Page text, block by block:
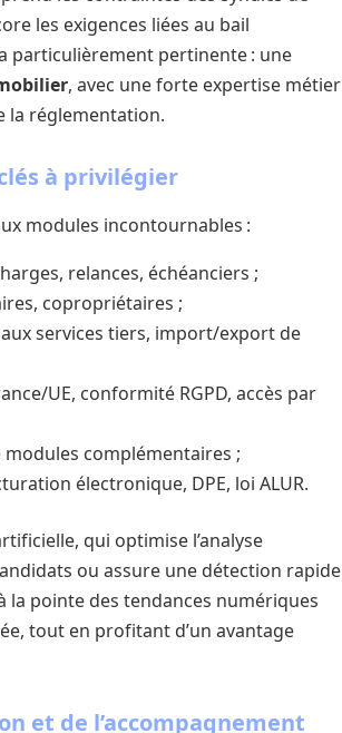
les exigences liées au bail
particulièrement pertinente : une
, avec une forte expertise métier
la réglementation.
à privilégier
modules incontournables :
relances, échéanciers ;
copropriétaires ;
services tiers, import/export de
UE, conformité RGPD, accès par
complémentaires ;
électronique, DPE, loi ALUR.
qui optimise l’analyse
ou assure une détection rapide
la pointe des tendances numériques
tout en profitant d’un avantage
et de l’accompagnement